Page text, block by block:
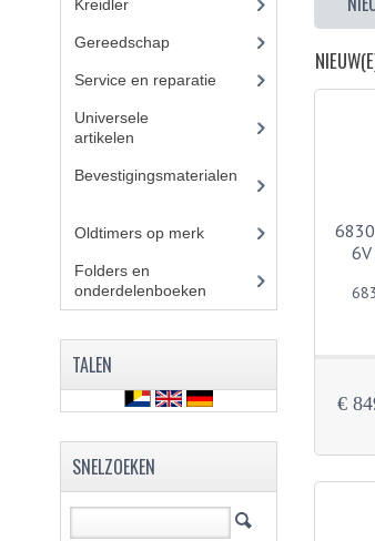
€
Kreidler(648)
Gereedschap(5)
Service en reparatie
Universele
artikelen
Bevestigingsmaterialen
Oldtimers op merk(73)
Folders en
onderdelenboeken
TALEN
SNELZOEKEN